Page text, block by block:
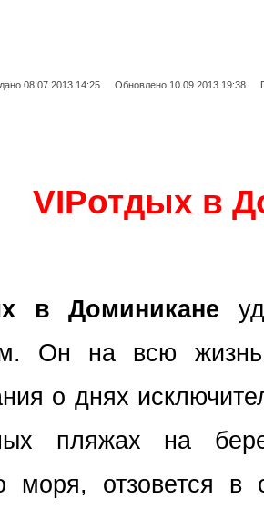
08.07.2013 14:25 Обновлено 10.09.2013 19:38
VIPотдых в
в Доминикане
Он на всю
о днях
пляжах на
моря, отзовется